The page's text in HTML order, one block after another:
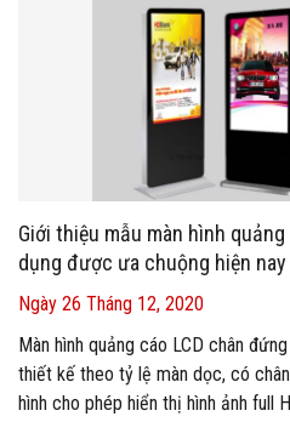
nhất của mình và xử lý nó hiệu quả
yêu cầu đến lúc xử lý xong lại tốn
đợi. Đó là chưa tính thời gian chờ
trong giờ cao điểm. Nhiều khi,
khó chịu vì phải chờ đợi.
Giới thiệu mẫu màn hình
dụng được ưa chuộng hiện nay
Ngày 26 Tháng 12, 2020
Màn hình quảng cáo LCD chân
thiết kế theo tỷ lệ màn dọc, có
hình cho phép hiển thị hình ảnh full